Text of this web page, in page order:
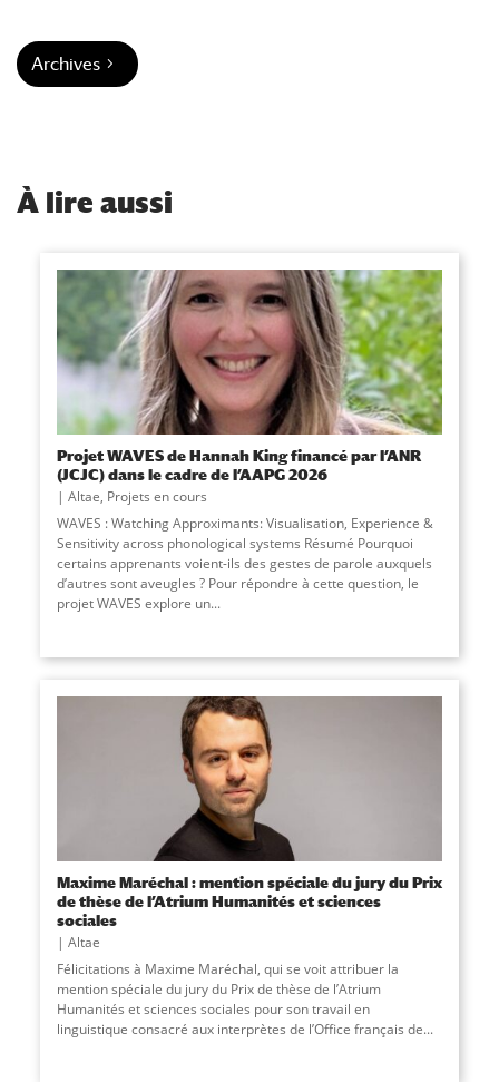
Archives
À lire aussi
Projet WAVES de Hannah King financé par l’ANR
(JCJC) dans le cadre de l’AAPG 2026
Altae, Projets en cours
WAVES : Watching Approximants: Visualisation, Experience &
Sensitivity across phonological systems Résumé Pourquoi
certains apprenants voient-ils des gestes de parole auxquels
d’autres sont aveugles ? Pour répondre à cette question, le
projet WAVES explore un...
Maxime Maréchal : mention spéciale du jury du Prix
de thèse de l’Atrium Humanités et sciences
sociales
Altae
Félicitations à Maxime Maréchal, qui se voit attribuer la
mention spéciale du jury du Prix de thèse de l’Atrium
Humanités et sciences sociales pour son travail en
linguistique consacré aux interprètes de l’Office français de...